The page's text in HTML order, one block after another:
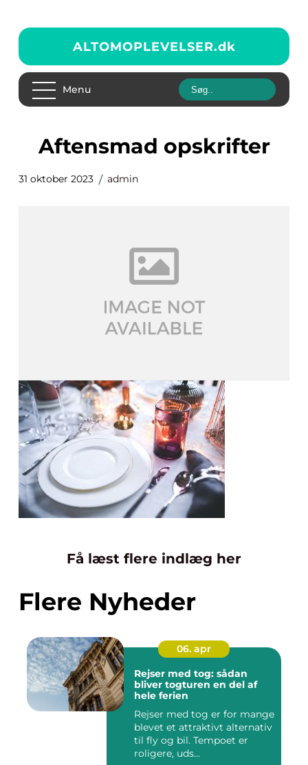
ALTOMOPLEVELSER.dk
Menu
aftensmad opskrifter
31 oktober 2023 admin
Få læst flere indlæg her
Flere Nyheder
06. apr
Rejser med tog: sådan
bliver togturen en del af
hele ferien
Rejser med tog er for mange
blevet et attraktivt alternativ
til fly og bil. Tempoet er
roligere, uds...